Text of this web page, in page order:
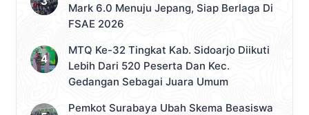
Mark 6.0 Menuju Jepang, Siap Berlaga Di
FSAE 2026
MTQ Ke-32 Tingkat Kab. Sidoarjo Diikuti
Lebih Dari 520 Peserta Dan Kec.
Gedangan Sebagai Juara Umum
Pemkot Surabaya Ubah Skema Beasiswa